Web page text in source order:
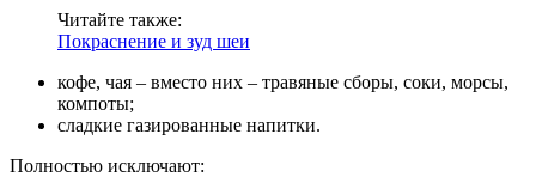
Читайте также:
Покраснение и зуд шеи
кофе, чая – вместо них – травяные сборы, соки, морсы,
компоты;
сладкие газированные напитки.
Полностью исключают: